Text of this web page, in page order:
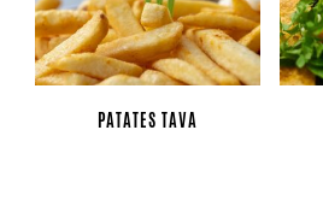
PATATES TAVA